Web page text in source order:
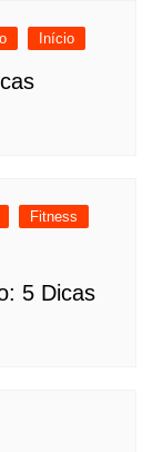
Início
Fitness
5 Dicas